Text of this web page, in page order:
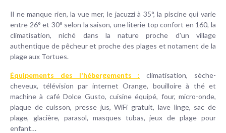
Il ne manque rien, la vue mer, le jacuzzi à 35°, la piscine qui varie
entre 26° et 30° selon la saison, une literie top confort en 160, la
climatisation, niché dans la nature proche d'un village
authentique de pêcheur et proche des plages et notament de la
plage aux Tortues.
Équipements des l'hébergements : climatisation, sèche-
cheveux, télévision par internet Orange, bouilloire à thé et
machine à café Dolce Gusto, cuisine équipé, four, micro-onde,
plaque de cuisson, presse jus, WiFi gratuit, lave linge, sac de
plage, glacière, parasol, masques tubas, jeux de plage pour
enfant…